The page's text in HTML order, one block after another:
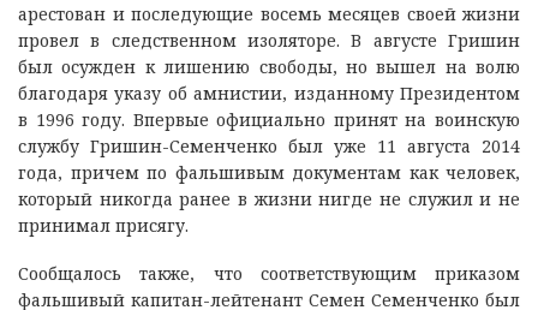
арестован и последующие восемь месяцев своей жизни
провел в следственном изоляторе. В августе Гришин
был осужден к лишению свободы, но вышел на волю
благодаря указу об амнистии, изданному Президентом
в 1996 году. Впервые официально принят на воинскую
службу Гришин-Семенченко был уже 11 августа 2014
года, причем по фальшивым документам как человек,
который никогда ранее в жизни нигде не служил и не
принимал присягу.
Сообщалось также, что соответствующим приказом
фальшивый капитан-лейтенант Семен Семенченко был